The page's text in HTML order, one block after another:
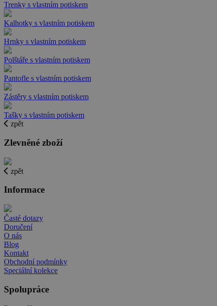
Trenky s vlastním potiskem
Kalhotky s vlastním potiskem
Hrnky s vlastním potiskem
Polštáře s vlastním potiskem
Pantofle s vlastním potiskem
Zástěry s vlastním potiskem
Tašky s vlastním potiskem
zpět
Zlevněné zboží
zpět
Informace
Časté dotazy
Doručení
O nás
Blog
Kontakt
Obchodní podmínky
Speciální kolekce
Spolupráce